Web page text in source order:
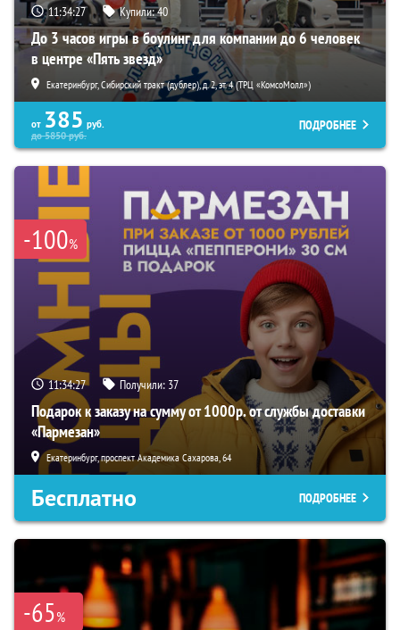
11:34:26 Купили:40
До 3 часов игры в боулинг для компании до 6 человек
в центре «Пять звезд»
Екатеринбург, Сибирский тракт (дублер), д. 2, эт. 4 (ТРЦ «КомсоМолл»)
от 385 руб.
до5850руб.
ПОДРОБНЕЕ
-100%
11:34:26 Получили: 37
Подарок к заказу на сумму от 1000р. от службы доставки
«Пармезан»
Екатеринбург, проспект Академика Сахарова, 64
Бесплатно ПОДРОБНЕЕ
-65%